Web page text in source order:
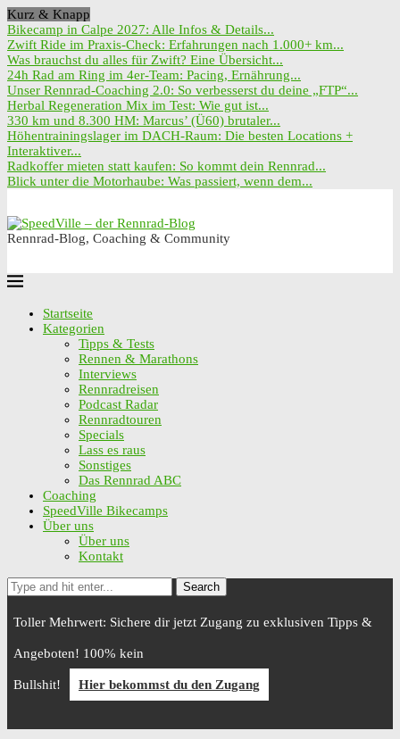
Kurz & Knapp
Bikecamp in Calpe 2027: Alle Infos & Details...
Zwift Ride im Praxis-Check: Erfahrungen nach 1.000+ km...
Was brauchst du alles für Zwift? Eine Übersicht...
24h Rad am Ring im 4er-Team: Pacing, Ernährung...
Unser Rennrad-Coaching 2.0: So verbesserst du deine „FTP“...
Herbal Regeneration Mix im Test: Wie gut ist...
330 km und 8.300 HM: Marcus’ (Ü60) brutaler...
Höhentrainingslager im DACH-Raum: Die besten Locations +
Interaktiver...
Radkoffer mieten statt kaufen: So kommt dein Rennrad...
Blick unter die Motorhaube: Was passiert, wenn dem...
Rennrad-Blog, Coaching & Community
Startseite
Kategorien
Tipps & Tests
Rennen & Marathons
Interviews
Rennradreisen
Podcast Radar
Rennradtouren
Specials
Lass es raus
Sonstiges
Das Rennrad ABC
Coaching
SpeedVille Bikecamps
Über uns
Über uns
Kontakt
Search
Toller Mehrwert: Sichere dir jetzt Zugang zu exklusiven Tipps &
Angeboten! 100% kein
Bullshit! Hier bekommst du den Zugang